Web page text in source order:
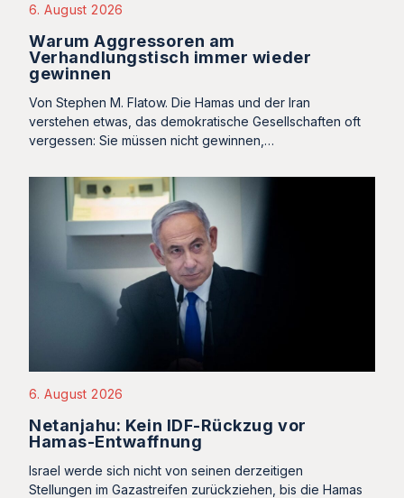
6. August 2026
Warum Aggressoren am
Verhandlungstisch immer wieder
gewinnen
Von Stephen M. Flatow. Die Hamas und der Iran
verstehen etwas, das demokratische Gesellschaften oft
vergessen: Sie müssen nicht gewinnen,…
6. August 2026
Netanjahu: Kein IDF-Rückzug vor
Hamas-Entwaffnung
Israel werde sich nicht von seinen derzeitigen
Stellungen im Gazastreifen zurückziehen, bis die Hamas